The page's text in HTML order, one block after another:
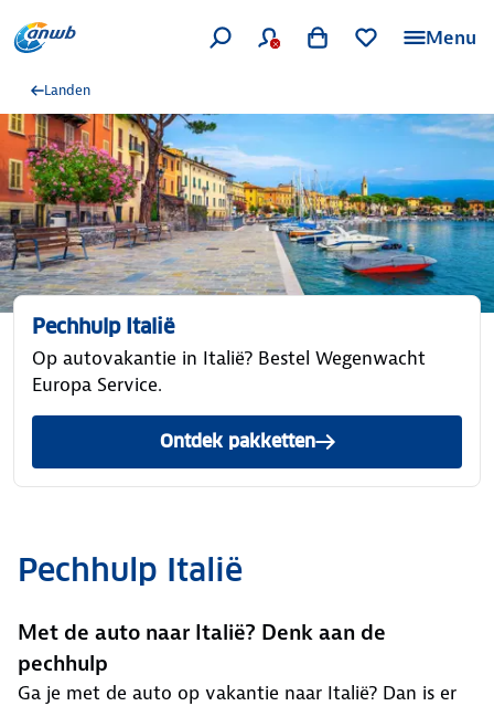
Menu
Landen
Pechhulp Italië
Op autovakantie in Italië? Bestel Wegenwacht
Europa Service.
Ontdek pakkettenmet Wegenwacht Europa
Pechhulp Italië
Met de auto naar Italië? Denk aan de
pechhulp
Ga je met de auto op vakantie naar Italië? Dan is er